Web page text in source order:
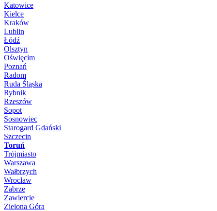
Katowice
Kielce
Kraków
Lublin
Łódź
Olsztyn
Oświęcim
Poznań
Radom
Ruda Śląska
Rybnik
Rzeszów
Sopot
Sosnowiec
Starogard Gdański
Szczecin
Toruń
Trójmiasto
Warszawa
Wałbrzych
Wrocław
Zabrze
Zawiercie
Zielona Góra